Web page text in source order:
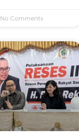
No Comments